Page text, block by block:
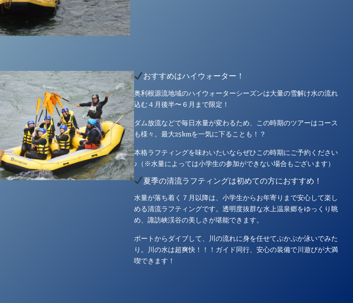
おすすめはハイウォーター！
奥利根源流地域のハイウォーターシーズンは大量の雪解け水の流れ
込む４月後半〜６月まで限定！
ダム放流などで毎日水量が変わるため、この時期のツアーはコース
も様々。最大25kmを一気に下ることも！？
本格ラフティングを味わいたいならぜひこの時期にご予約ください
♪（※水量によっては小学生の参加ができない場合もございます）
夏季の清流ラフティングは初めての方におすすめ！
水量が落ち着く７月以降は、小学生からお年寄りまで安心して楽し
める清流ラフティングです。透明度抜群な水上温泉郷をゆっくり眺
め、諏訪峡渓谷の美しさが堪能できます。
ボートからダイブして、川の流れに身を任せてぷかぷか泳いでみた
り。川の水は超爽快！！！ガイド同行、安心の装備で川遊びが大満
喫できます！